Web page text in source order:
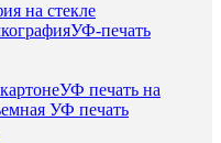
на стекле
УФ-печать
УФ печать на
УФ печать